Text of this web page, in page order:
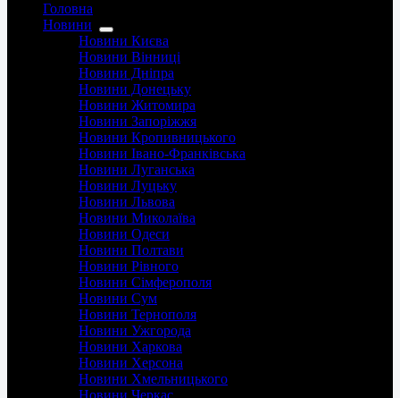
Головна
Новини
Новини Києва
Новини Вінниці
Новини Дніпра
Новини Донецьку
Новини Житомира
Новини Запоріжжя
Новини Кропивницького
Новини Івано-Франківська
Новини Луганська
Новини Луцьку
Новини Львова
Новини Миколаїва
Новини Одеси
Новини Полтави
Новини Рівного
Новини Сімферополя
Новини Сум
Новини Тернополя
Новини Ужгорода
Новини Харкова
Новини Херсона
Новини Хмельницького
Новини Черкас